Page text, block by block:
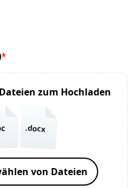
*
zum Hochladen
.docx
von Dateien